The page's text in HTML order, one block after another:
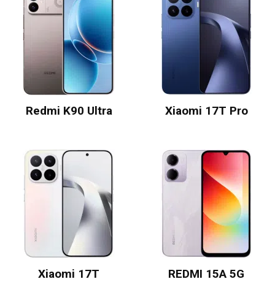
Redmi K90 Ultra Xiaomi 17T Pro
Xiaomi 17T REDMI 15A 5G